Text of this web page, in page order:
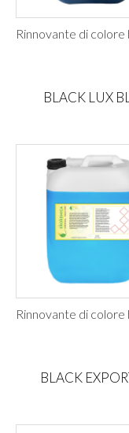
Rinnovante di colore
BLACK LUX
Rinnovante di colore
BLACK